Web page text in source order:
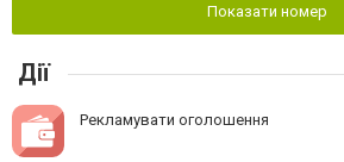
Показати номер
Дії
Рекламувати оголошення